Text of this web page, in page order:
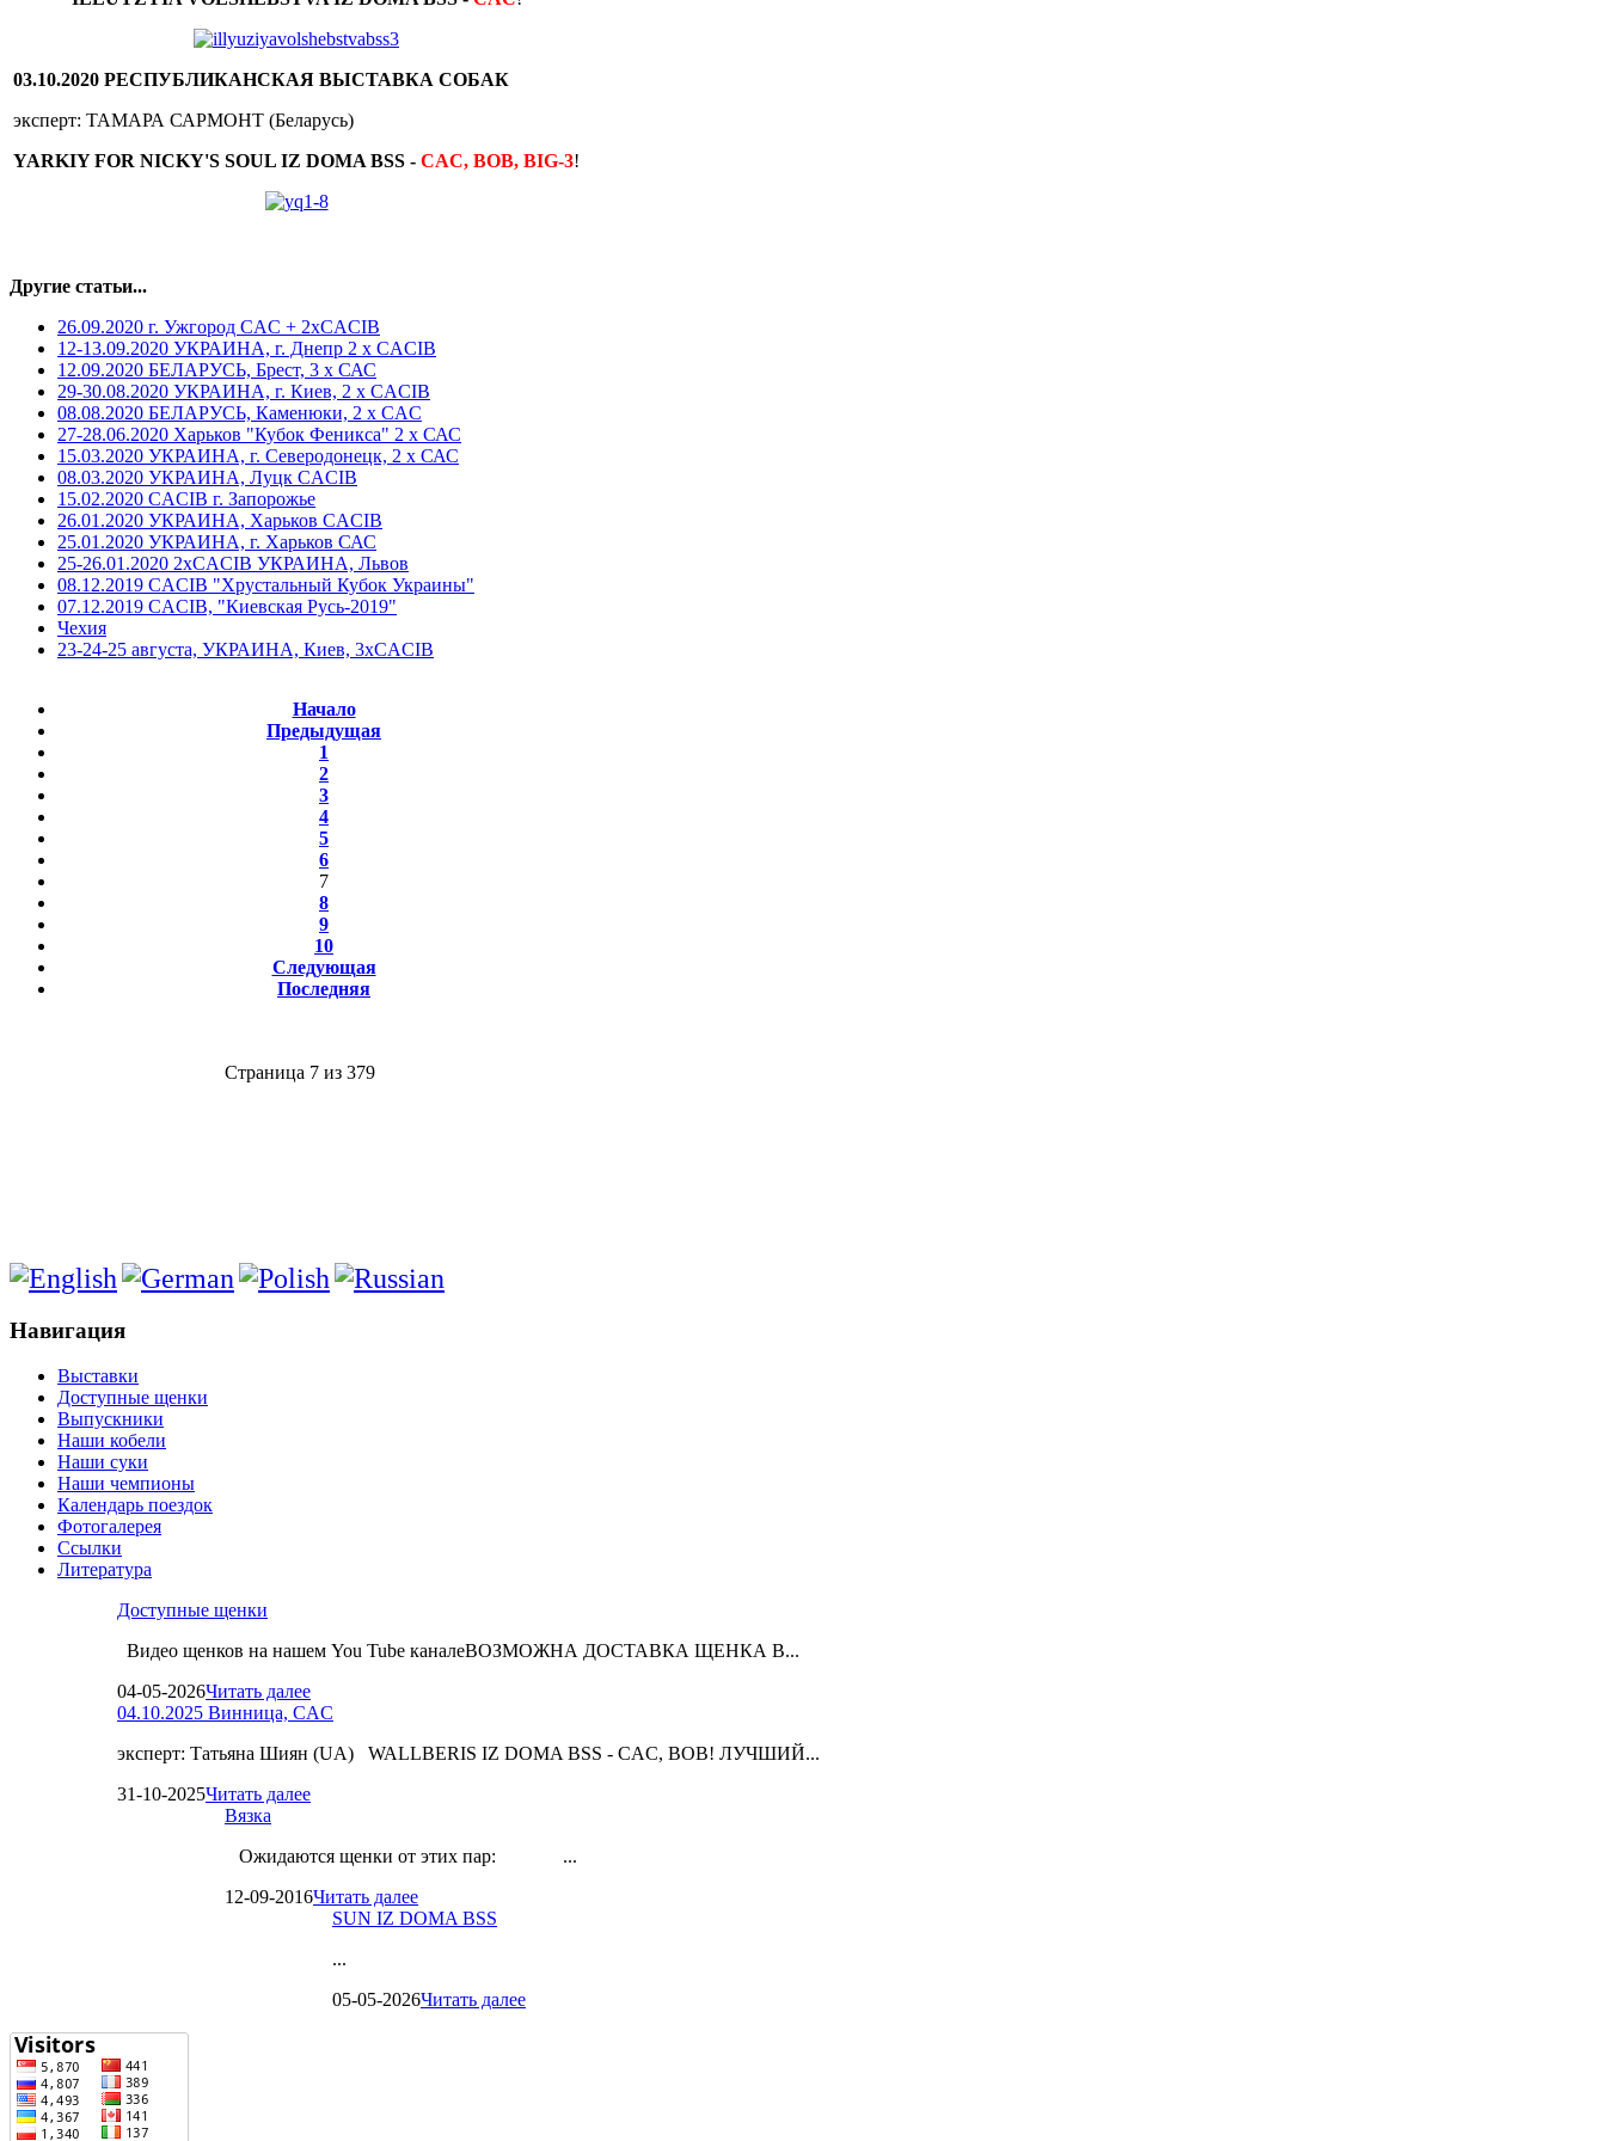
03.10.2020 РЕСПУБЛИКАНСКАЯ ВЫСТАВКА СОБАК
эксперт: ТАМАРА САРМОНТ (Беларусь)
YARKIY FOR NICKY'S SOUL IZ DOMA BSS - CAC, BOB, BIG-3!
Другие статьи...
26.09.2020 г. Ужгород CAC + 2хCACIB
12-13.09.2020 УКРАИНА, г. Днепр 2 х CACIB
12.09.2020 БЕЛАРУСЬ, Брест, 3 х САС
29-30.08.2020 УКРАИНА, г. Киев, 2 х CACIB
08.08.2020 БЕЛАРУСЬ, Каменюки, 2 x CAC
27-28.06.2020 Харьков "Кубок Феникса" 2 х САС
15.03.2020 УКРАИНА, г. Северодонецк, 2 х САС
08.03.2020 УКРАИНА, Луцк CACIB
15.02.2020 CACIB г. Запорожье
26.01.2020 УКРАИНА, Харьков CACIB
25.01.2020 УКРАИНА, г. Харьков САС
25-26.01.2020 2хCACIB УКРАИНА, Львов
08.12.2019 CACIB "Хрустальный Кубок Украины"
07.12.2019 CACIB, "Киевская Русь-2019"
Чехия
23-24-25 августа, УКРАИНА, Киев, 3хCACIB
Начало
Предыдущая
1
2
3
4
5
6
7
8
9
10
Следующая
Последняя
Страница 7 из 379
Навигация
Выставки
Доступные щенки
Выпускники
Наши кобели
Наши суки
Наши чемпионы
Календарь поездок
Фотогалерея
Ссылки
Литература
Доступные щенки
Видео щенков на нашем You Tube каналеВОЗМОЖНА ДОСТАВКА ЩЕНКА В...
04-05-2026Читать далее
04.10.2025 Винница, CAC
эксперт: Татьяна Шиян (UA) WALLBERIS IZ DOMA BSS - CAC, BOB! ЛУЧШИЙ...
31-10-2025Читать далее
Вязка
Ожидаются щенки от этих пар: ...
12-09-2016Читать далее
SUN IZ DOMA BSS
...
05-05-2026Читать далее